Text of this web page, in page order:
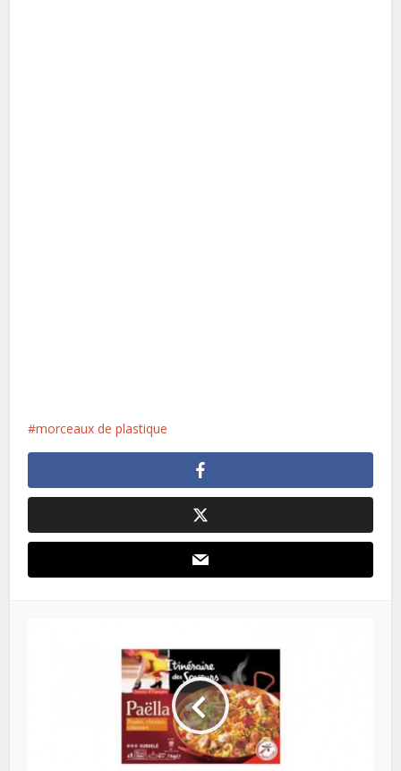
morceaux de plastique